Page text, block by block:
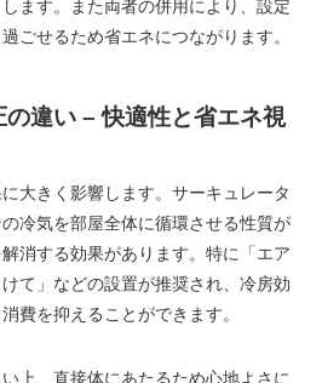
ます。また両者の併用により、設定
ごせるため省エネにつながります。
違い – 快適性と省エネ視
大きく影響します。サーキュレータ
冷気を部屋全体に循環させる性質が
消する効果があります。特に「エア
て」などの設置が推奨され、冷房効
費を抑えることができます。
上、直接体にあたるため心地よさに